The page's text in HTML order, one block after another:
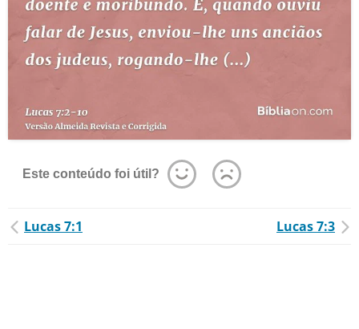
Este conteúdo foi útil?
Lucas 7:1 Lucas 7:3